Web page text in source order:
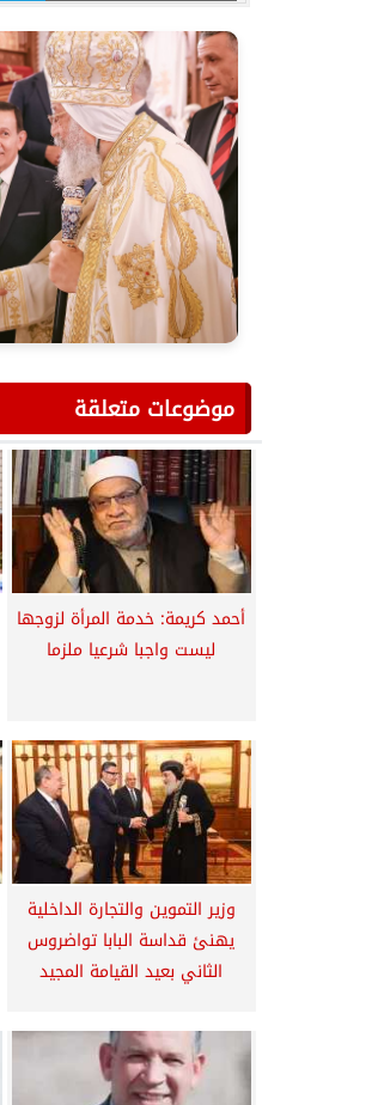
موضوعات متعلقة
أحمد كريمة: خدمة المرأة لزوجها
ليست واجبا شرعيا ملزما
وزير التموين والتجارة الداخلية
يهنئ قداسة البابا تواضروس
الثاني بعيد القيامة المجيد